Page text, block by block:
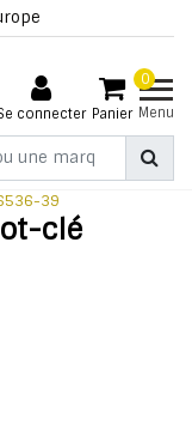
connecter
0
Panier Menu
39
clé